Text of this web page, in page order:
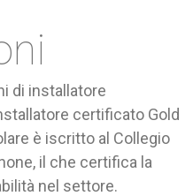
di installatore
certificato Gold
è iscritto al Collegio
il che certifica la
nel settore.